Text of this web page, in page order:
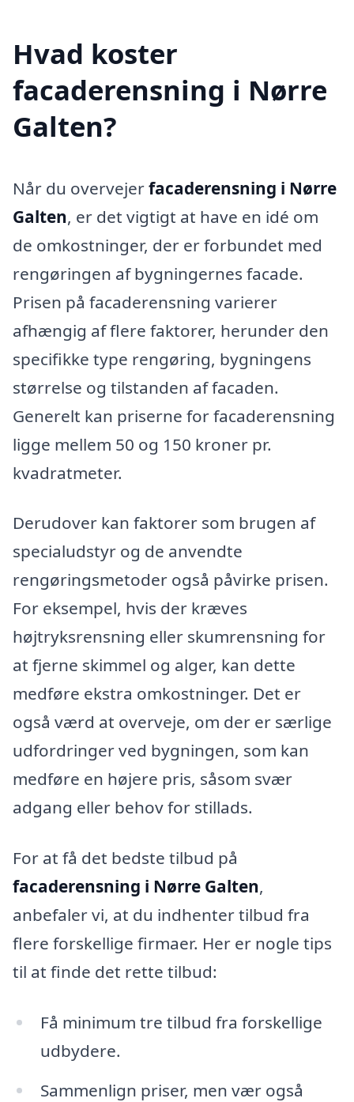
Hvad koster
facaderensning i Nørre
Galten?
Når du overvejerfacaderensning i Nørre
Galten, er det vigtigt at have en idé om
de omkostninger, der er forbundet med
rengøringen af bygningernes facade.
Prisen på facaderensning varierer
afhængig af flere faktorer, herunder den
specifikke type rengøring, bygningens
størrelse og tilstanden af facaden.
Generelt kan priserne for facaderensning
ligge mellem 50 og 150 kroner pr.
kvadratmeter.
Derudover kan faktorer som brugen af
specialudstyr og de anvendte
rengøringsmetoder også påvirke prisen.
For eksempel, hvis der kræves
højtryksrensning eller skumrensning for
at fjerne skimmel og alger, kan dette
medføre ekstra omkostninger. Det er
også værd at overveje, om der er særlige
udfordringer ved bygningen, som kan
medføre en højere pris, såsom svær
adgang eller behov for stillads.
For at få det bedste tilbud på
facaderensning i Nørre Galten,
anbefaler vi, at du indhenter tilbud fra
flere forskellige firmaer. Her er nogle tips
til at finde det rette tilbud:
Få minimum tre tilbud fra forskellige
udbydere.
Sammenlign priser, men vær også